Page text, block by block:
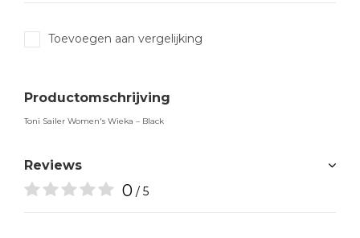
Toevoegen aan vergelijking
Productomschrijving
Toni Sailer Women's Wieka – Black
Reviews
0 / 5